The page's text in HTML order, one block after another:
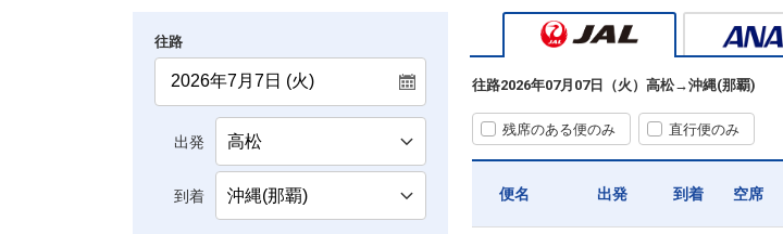
往路
出発
到着
往路2026年07月07日（火） 高松→沖縄(那覇)
残席のある便のみ 直行便のみ
便名 出発 到着 空席